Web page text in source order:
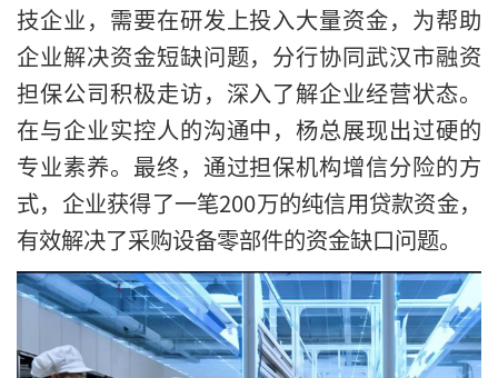
技企业，需要在研发上投入大量资金，为帮助
企业解决资金短缺问题，分行协同武汉市融资
担保公司积极走访，深入了解企业经营状态。
在与企业实控人的沟通中，杨总展现出过硬的
专业素养。最终，通过担保机构增信分险的方
式，企业获得了一笔200万的纯信用贷款资金，
有效解决了采购设备零部件的资金缺口问题。